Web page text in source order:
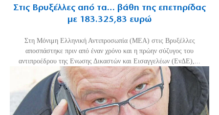
Στις Βρυξέλλες από τα… βάθη της επετηρίδας
με 183.325,83 ευρώ
Στη Μόνιμη Ελληνική Αντιπροσωπία (ΜΕΑ) στις Βρυξέλλες
αποσπάστηκε πριν από έναν χρόνο και η πρώην σύζυγος του
αντιπροέδρου της Ενωσης Δικαστών και Εισαγγελέων (ΕνΔΕ),...